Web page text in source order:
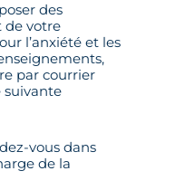
des
de votre
l’anxiété et les
par courrier
suivante
vous dans
de la